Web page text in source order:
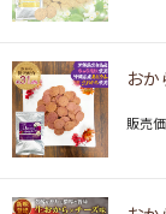
お
販売